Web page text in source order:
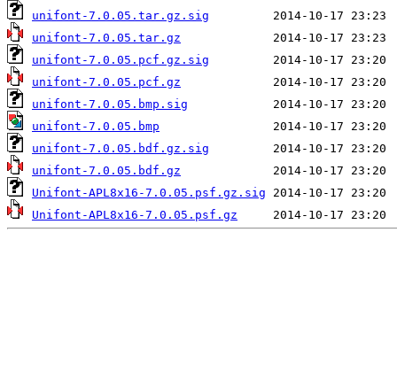
unifont-7.0.05.tar.gz.sig
unifont-7.0.05.tar.gz
unifont-7.0.05.pcf.gz.sig
unifont-7.0.05.pcf.gz
unifont-7.0.05.bmp.sig
unifont-7.0.05.bmp
unifont-7.0.05.bdf.gz.sig
unifont-7.0.05.bdf.gz
Unifont-APL8x16-7.0.05.psf.gz.sig
Unifont-APL8x16-7.0.05.psf.gz